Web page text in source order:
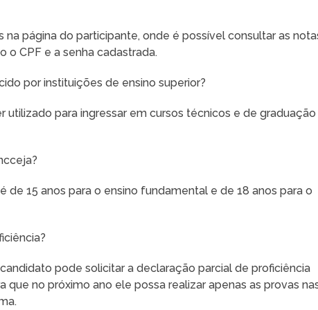
página do participante, onde é possível consultar as
o CPF e a senha cadastrada.
por instituições de ensino superior?
utilizado para ingressar em cursos técnicos e de graduação
de 15 anos para o ensino fundamental e de 18 anos para o
pode solicitar a declaração parcial de proficiência
no próximo ano ele possa realizar apenas as provas